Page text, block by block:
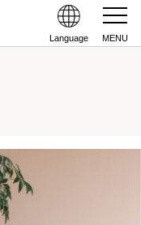
Language MENU